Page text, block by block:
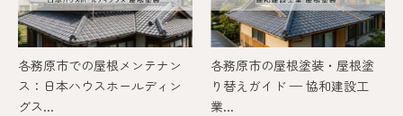
各務原市での屋根メンテナン
ス：日本ハウスホールディン
グス...
各務原市の屋根塗装・屋根塗
り替えガイド — 協和建設工
業...